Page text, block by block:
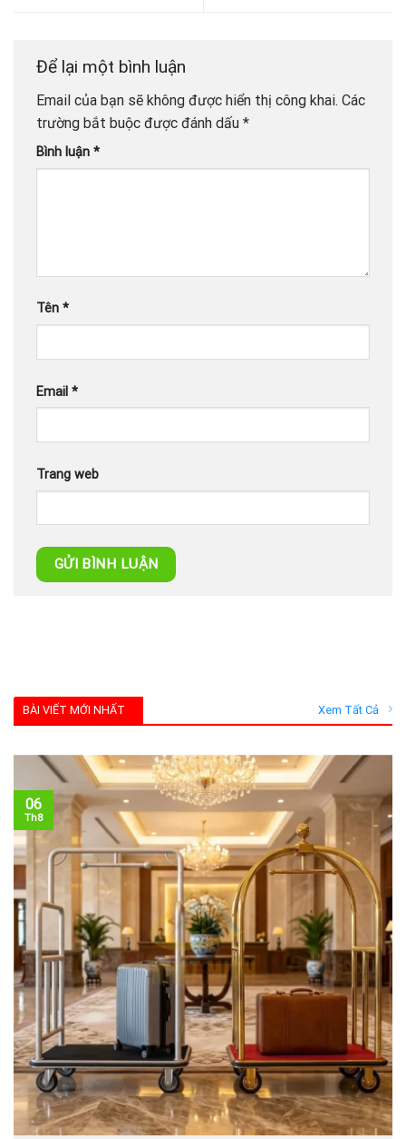
Để lại một bình luận
Email của bạn sẽ không được hiển thị công khai. Các
trường bắt buộc được đánh dấu *
Bình luận *
Tên *
Email *
Trang web
BÀI VIẾT MỚI NHẤT Xem Tất Cả
06
Th8